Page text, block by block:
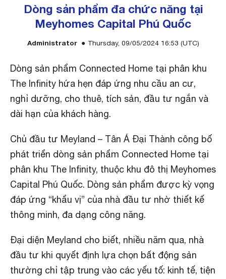
Dòng sản phẩm đa chức năng tại
Meyhomes Capital Phú Quốc
Administrator Thursday, 09/05/2024 16:53 (UTC)
Dòng sản phẩm Connected Home tại phân khu
The Infinity hứa hẹn đáp ứng nhu cầu an cư,
nghỉ dưỡng, cho thuê, tích sản, đầu tư ngắn và
dài hạn của khách hàng.
Chủ đầu tư Meyland – Tân Á Đại Thành công bố
phát triển dòng sản phẩm Connected Home tại
phân khu The Infinity, thuộc khu đô thị Meyhomes
Capital Phú Quốc. Dòng sản phẩm được kỳ vọng
đáp ứng “khẩu vị” của nhà đầu tư nhờ thiết kế
thông minh, đa dạng công năng.
Đại diện Meyland cho biết, nhiều năm qua, nhà
đầu tư khi quyết định lựa chọn bất động sản
thường chỉ tập trung vào các yếu tố: kinh tế, tiện